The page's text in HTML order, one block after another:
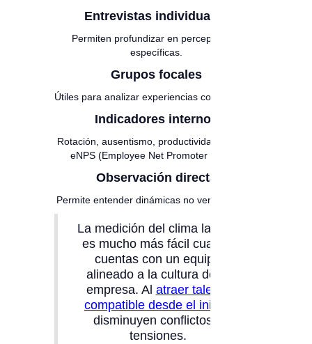
Entrevistas individuales
Permiten profundizar en percepciones
específicas.
Grupos focales
Útiles para analizar experiencias compartidas.
Indicadores internos
Rotación, ausentismo, productividad, quejas,
eNPS (Employee Net Promoter Score).
Observación directa
Permite entender dinámicas no verbalizadas.
La medición del clima laboral
es mucho más fácil cuando
cuentas con un equipo
alineado a la cultura de tu
empresa. Al atraer talento
compatible desde el inicio
disminuyen conflictos y
tensiones.